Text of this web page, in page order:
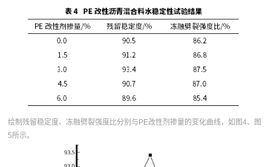
绘制残留稳定度、冻融劈裂强度比分别与PE改性剂掺量的变化曲线，如图4、图
5所示。